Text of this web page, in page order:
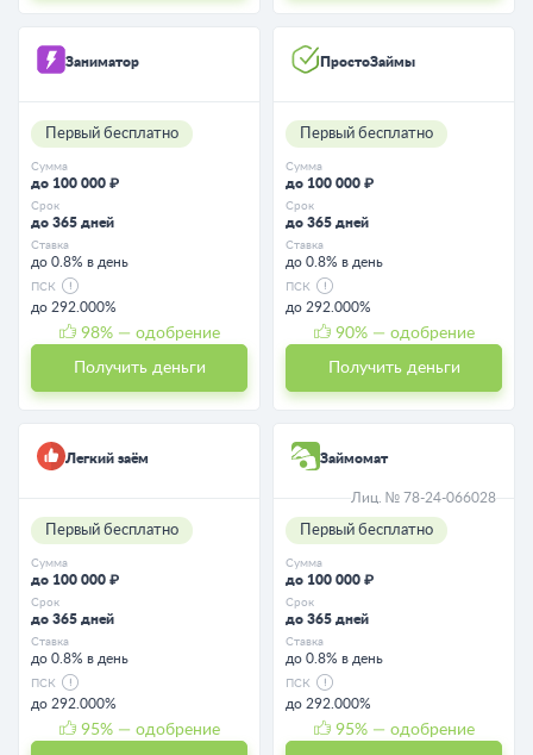
Заниматор
Первый бесплатно
Сумма
до 100 000 ₽
Срок
до 365 дней
Ставка
до 0.8% в день
ПСК
до 292.000%
98% — одобрение
Получить деньги
ПростоЗаймы
Первый бесплатно
Сумма
до 100 000 ₽
Срок
до 365 дней
Ставка
до 0.8% в день
ПСК
до 292.000%
90% — одобрение
Получить деньги
Легкий заём
Первый бесплатно
Сумма
до 100 000 ₽
Срок
до 365 дней
Ставка
до 0.8% в день
ПСК
до 292.000%
95% — одобрение
Займомат
Лиц. № 78-24-066028
Первый бесплатно
Сумма
до 100 000 ₽
Срок
до 365 дней
Ставка
до 0.8% в день
ПСК
до 292.000%
95% — одобрение